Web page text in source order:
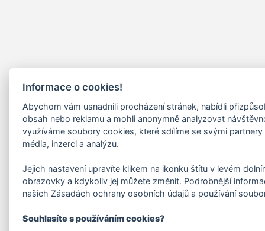
Informace o cookies!
Abychom vám usnadnili procházení stránek, nabídli
obsah nebo reklamu a mohli anonymně analyzovat
využíváme soubory cookies, které sdílíme se svými
média, inzerci a analýzu.
Jejich nastavení upravíte klikem na ikonku štítu v levém
obrazovky a kdykoliv jej můžete změnit. Podrobnější
našich Zásadách ochrany osobních údajů a používání
Souhlasíte s používáním cookies?